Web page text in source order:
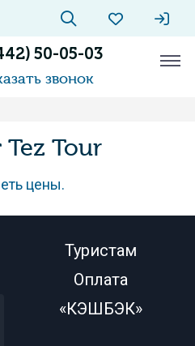
50-05-03
звонок
Tour
цены.
Туристам
Оплата
«КЭШБЭК»